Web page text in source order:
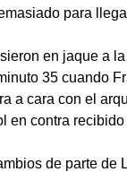
para
en jaque a
35 cuando
a cara con el
en contra
de parte de